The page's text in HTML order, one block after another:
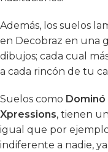
Además, los suelos
en Decobraz en una
dibujos; cada cual
a cada rincón de tu
Suelos como
Xpressions, tienen
igual que por
indiferente a nadie,